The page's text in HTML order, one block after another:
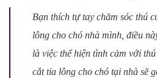
Bạn thích tự tay chăm sóc thú
lông cho chó nhà mình, điều
là việc thể hiện tình cảm với
cắt tỉa lông cho chó tại nhà sẽ